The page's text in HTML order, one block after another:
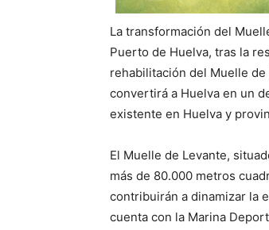
La transformación del
Puerto de Huelva, tras la
rehabilitación del Muelle
convertirá a Huelva en un
existente en Huelva y
El Muelle de Levante,
más de 80.000 metros
contribuirán a dinamizar la
cuenta con la Marina